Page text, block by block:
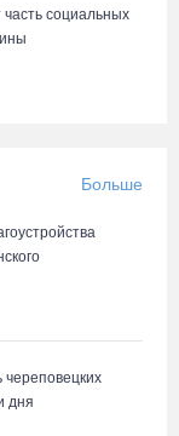
социальных
Больше
череповецких
дня